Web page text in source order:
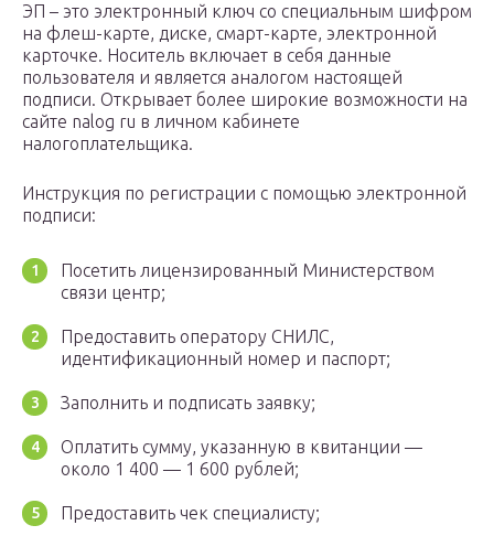
ЭП – это электронный ключ со специальным шифром
на флеш-карте, диске, смарт-карте, электронной
карточке. Носитель включает в себя данные
пользователя и является аналогом настоящей
подписи. Открывает более широкие возможности на
сайте nalog ru в личном кабинете
налогоплательщика.
Инструкция по регистрации с помощью электронной
подписи:
Посетить лицензированный Министерством
связи центр;
Предоставить оператору СНИЛС,
идентификационный номер и паспорт;
Заполнить и подписать заявку;
Оплатить сумму, указанную в квитанции —
около 1 400 — 1 600 рублей;
Предоставить чек специалисту;